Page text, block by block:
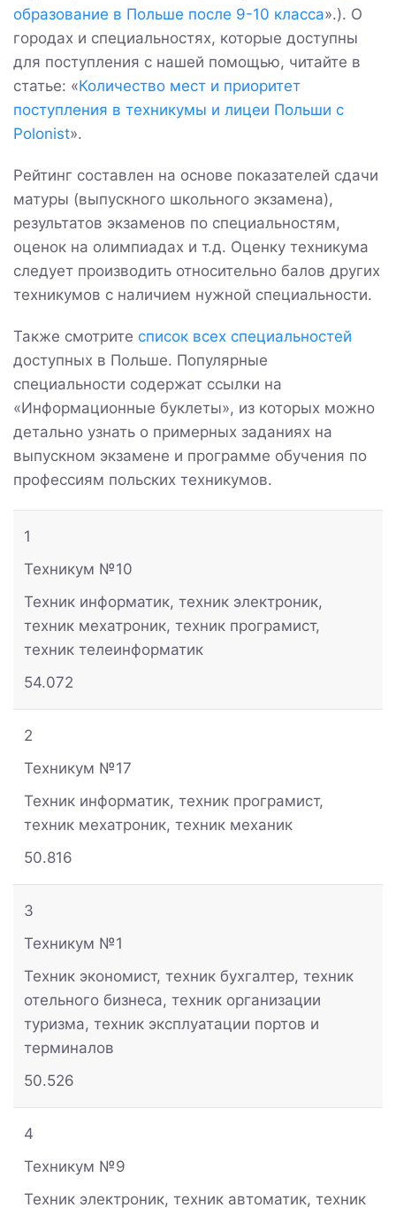
образование в Польше после 9-10 класса».). О
городах и специальностях, которые доступны
для поступления с нашей помощью, читайте в
статье: «Количество мест и приоритет
поступления в техникумы и лицеи Польши с
Polonist».
Рейтинг составлен на основе показателей сдачи
матуры (выпускного школьного экзамена),
результатов экзаменов по специальностям,
оценок на олимпиадах и т.д. Оценку техникума
следует производить относительно балов других
техникумов с наличием нужной специальности.
Также смотрите список всех специальностей
доступных в Польше. Популярные
специальности содержат ссылки на
«Информационные буклеты», из которых можно
детально узнать о примерных заданиях на
выпускном экзамене и программе обучения по
профессиям польских техникумов.
1
Техникум №10
Техник информатик, техник электроник,
техник мехатроник, техник програмист,
техник телеинформатик
54.072
2
Техникум №17
Техник информатик, техник програмист,
техник мехатроник, техник механик
50.816
3
Техникум №1
Техник экономист, техник бухгалтер, техник
отельного бизнеса, техник организации
туризма, техник эксплуатации портов и
терминалов
50.526
4
Техникум №9
Техник электроник, техник автоматик, техник